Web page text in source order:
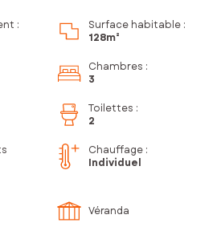
:
Surface habitable :
128m²
Chambres :
3
Toilettes :
2
Chauffage :
Individuel
Véranda